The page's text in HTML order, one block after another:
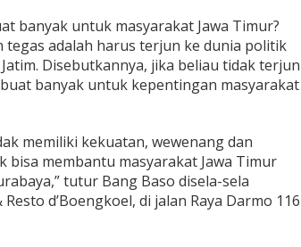
banyak untuk masyarakat Jawa Timur?
tegas adalah harus terjun ke dunia politik
Disebutkannya, jika beliau tidak terjun
banyak untuk kepentingan masyarakat
memiliki kekuatan, wewenang dan
membantu masyarakat Jawa Timur
tutur Bang Baso disela-sela
d’Boengkoel, di jalan Raya Darmo 116